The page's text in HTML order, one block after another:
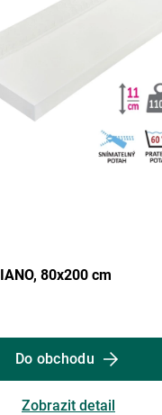
80x200 cm
Do obchodu
Zobrazit detail